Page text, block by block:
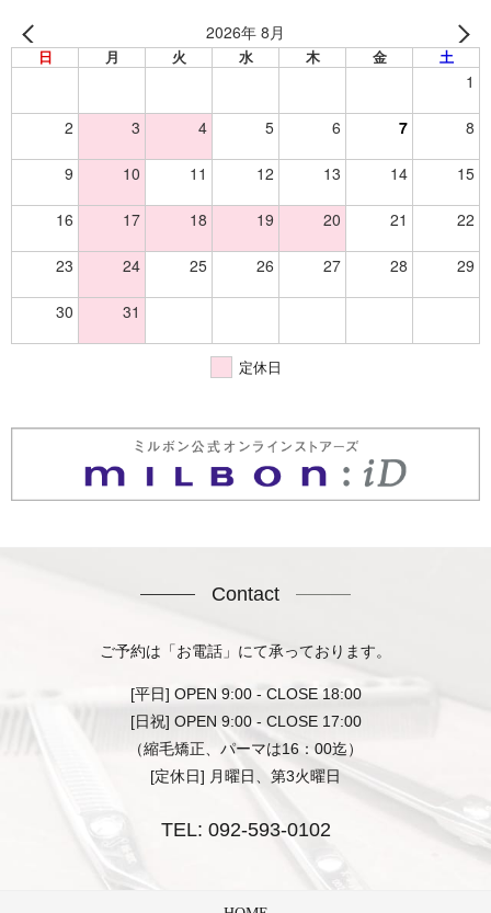
2026年 8月
日 月 火 水 木 金 土
1
2 3 4 5 6 7 8
9 10 11 12 13 14 15
16 17 18 19 20 21 22
23 24 25 26 27 28 29
30 31
定休日
Contact
ご予約は「お電話」にて承っております。
[平日] OPEN 9:00 - CLOSE 18:00
[日祝] OPEN 9:00 - CLOSE 17:00
（縮毛矯正、パーマは16：00迄）
[定休日] 月曜日、第3火曜日
TEL: 092-593-0102